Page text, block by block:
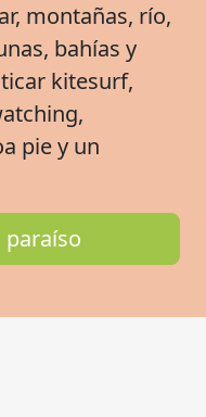
montañas, río,
bahías y
kitesurf,
pie y un
paraíso